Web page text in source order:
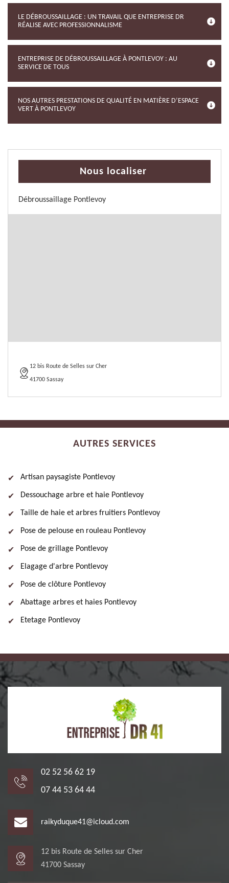
LE DÉBROUSSAILLAGE : UN TRAVAIL QUE ENTREPRISE DR
RÉALISE AVEC PROFESSIONNALISME
ENTREPRISE DE DÉBROUSSAILLAGE À PONTLEVOY : AU
SERVICE DE TOUS
NOS AUTRES PRESTATIONS DE QUALITÉ EN MATIÈRE D’ESPACE
VERT À PONTLEVOY
Nous localiser
Débroussaillage Pontlevoy
12 bis Route de Selles sur Cher
41700 Sassay
AUTRES SERVICES
Artisan paysagiste Pontlevoy
Dessouchage arbre et haie Pontlevoy
Taille de haie et arbres fruitiers Pontlevoy
Pose de pelouse en rouleau Pontlevoy
Pose de grillage Pontlevoy
Elagage d'arbre Pontlevoy
Pose de clôture Pontlevoy
Abattage arbres et haies Pontlevoy
Etetage Pontlevoy
02 52 56 62 19
07 44 53 64 44
raikyduque41@icloud.com
12 bis Route de Selles sur Cher
41700 Sassay